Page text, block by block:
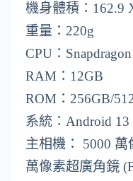
機身體積：162.9
重量：220g
CPU：
RAM：12GB
ROM：256GB/
系統：Android 13
主相機： 5000 萬
萬像素超廣角鏡